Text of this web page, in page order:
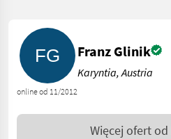
online od 11/2012
Franz Glinik
Karyntia, Austria
Więcej ofert od